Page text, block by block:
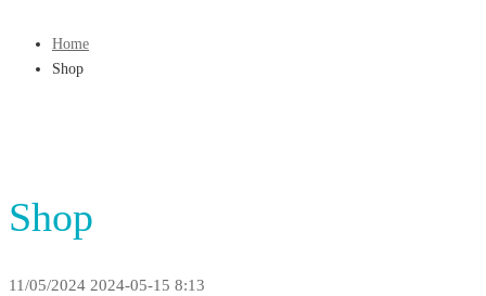
Home
Shop
Shop
11/05/2024 2024-05-15 8:13